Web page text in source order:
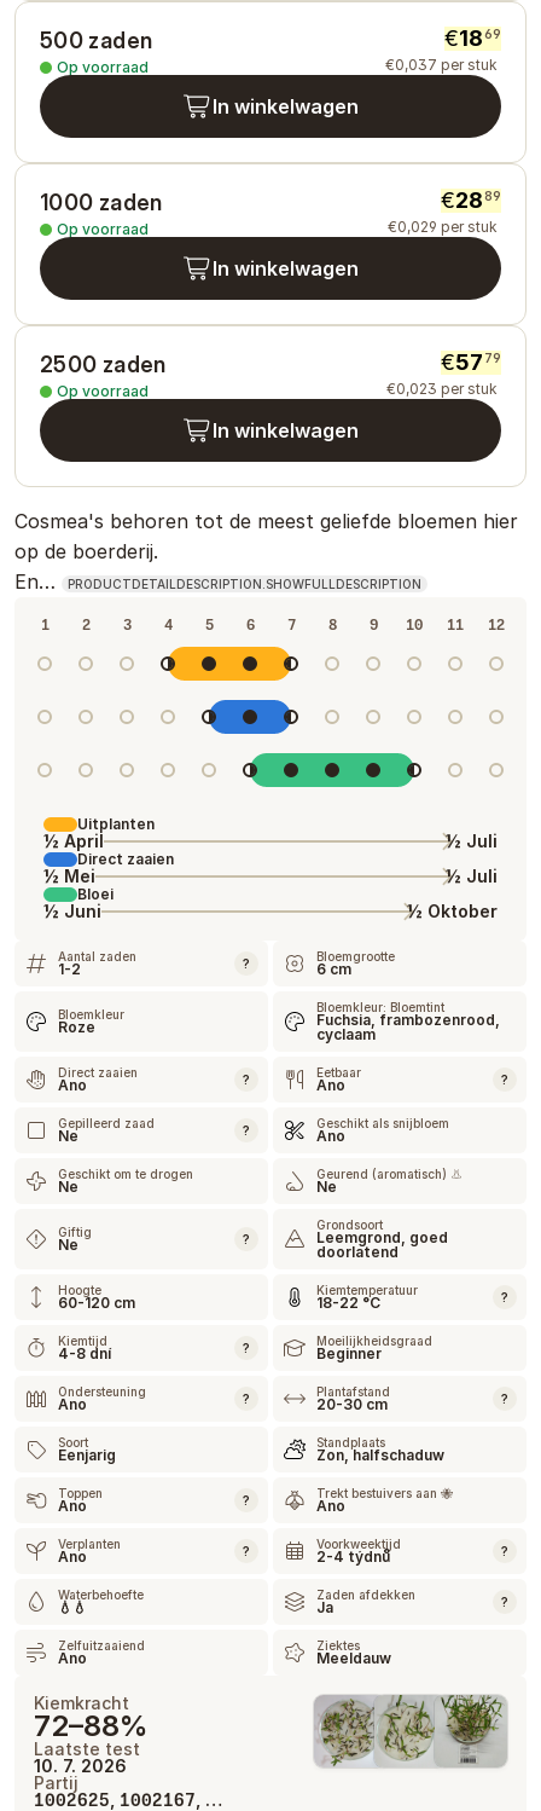
500 zaden
Op voorraad
€1869
€0,037 per stuk
In winkelwagen
1000 zaden
Op voorraad
€2889
€0,029 per stuk
In winkelwagen
2500 zaden
Op voorraad
€57 79
€0,023 per stuk
In winkelwagen
Cosmea's behoren tot de meest geliefde bloemen hier
op de boerderij.
En…
PRODUCTDETAILDESCRIPTION.SHOWFULLDESCRIPTION
1 2 3 4 5 6 7 8 9 10 11 12
Uitplanten
½ April ½ Juli
Direct zaaien
½ Mei ½ Juli
Bloei
½ Juni ½ Oktober
Aantal zaden
1-2 ? Bloemgrootte
6 cm
Bloemkleur
Roze
Bloemkleur: Bloemtint
Fuchsia, frambozenrood,
cyclaam
Direct zaaien
Ano ? Eetbaar
Ano ?
Gepilleerd zaad
Ne ? Geschikt als snijbloem
Ano
Geschikt om te drogen
Ne
Geurend (aromatisch) 👃
Ne
Giftig
Ne ?
Grondsoort
Leemgrond, goed
doorlatend
Hoogte
60-120 cm
Kiemtemperatuur
18-22 °C ?
Kiemtijd
4-8 dní ? Moeilijkheidsgraad
Beginner
Ondersteuning
Ano ? Plantafstand
20-30 cm ?
Soort
Eenjarig
Standplaats
Zon, halfschaduw
Toppen
Ano ? Trekt bestuivers aan 🐝
Ano
Verplanten
Ano ? Voorkweektijd
2-4 týdnů ?
Waterbehoefte
💧💧
Zaden afdekken
Ja ?
Zelfuitzaaiend
Ano
Ziektes
Meeldauw
Kiemkracht
72–88%
Laatste test
10. 7. 2026
Partij
1002625 1002167 , …